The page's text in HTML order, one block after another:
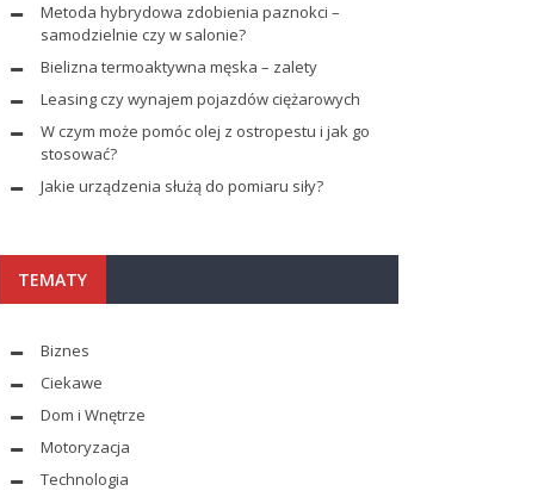
Metoda hybrydowa zdobienia paznokci –
samodzielnie czy w salonie?
Bielizna termoaktywna męska – zalety
Leasing czy wynajem pojazdów ciężarowych
W czym może pomóc olej z ostropestu i jak go
stosować?
Jakie urządzenia służą do pomiaru siły?
TEMATY
Biznes
Ciekawe
Dom i Wnętrze
Motoryzacja
Technologia